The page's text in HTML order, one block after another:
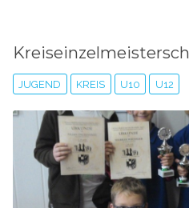
JUGEND KREIS U10 U12